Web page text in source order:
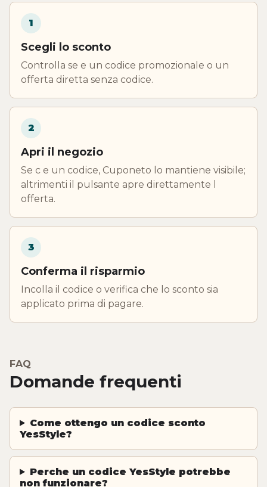
1
Scegli lo sconto
Controlla se e un codice promozionale o un
offerta diretta senza codice.
2
Apri il negozio
Se c e un codice, Cuponeto lo mantiene visibile;
altrimenti il pulsante apre direttamente l
offerta.
3
Conferma il risparmio
Incolla il codice o verifica che lo sconto sia
applicato prima di pagare.
FAQ
Domande frequenti
Come ottengo un codice sconto
YesStyle?
Perche un codice YesStyle potrebbe
non funzionare?